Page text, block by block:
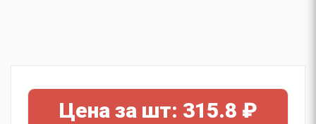
Цена за шт: 315.8 ₽